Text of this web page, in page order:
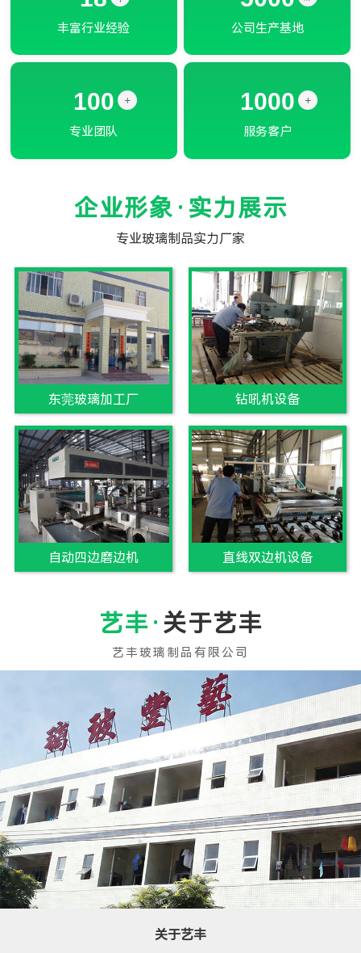
丰富行业经验 公司生产基地
100 +
专业团队
1000 +
服务客户
企业形象·实力展示
专业玻璃制品实力厂家
东莞玻璃加工厂 钻吼机设备
自动四边磨边机 直线双边机设备
关于艺丰
关于艺丰